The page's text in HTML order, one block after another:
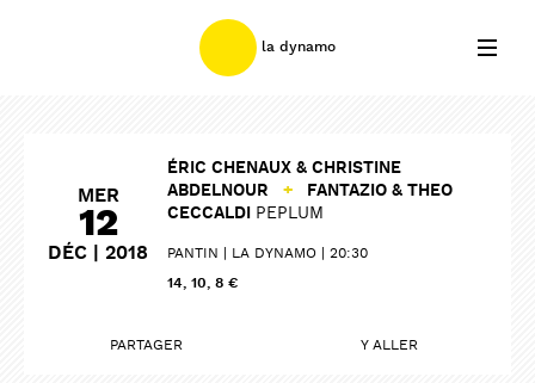
la dynamo
MER
12
DÉC | 2018
ÉRIC CHENAUX & CHRISTINE
ABDELNOUR
+
FANTAZIO & THEO
CECCALDI PEPLUM
PANTIN LA DYNAMO
20:30
14, 10, 8 €
PARTAGER Y ALLER